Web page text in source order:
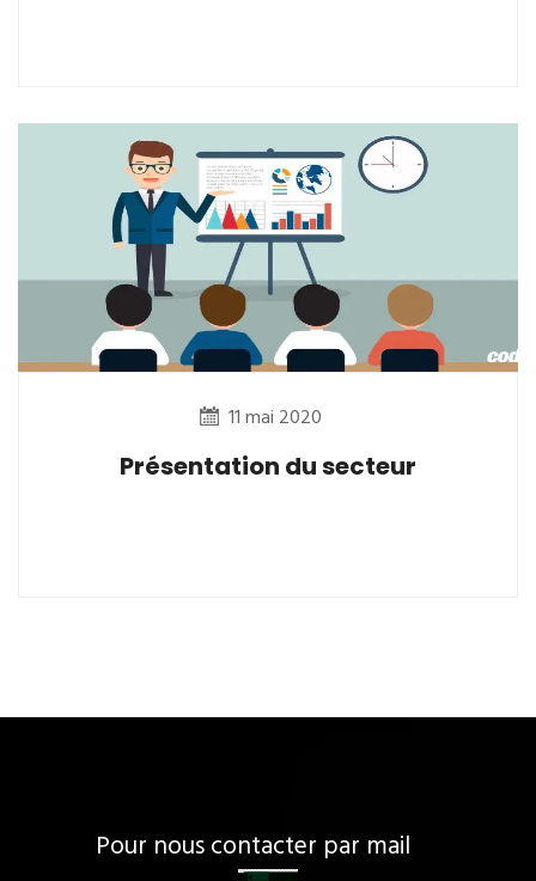
11 mai 2020
Présentation du secteur
Pour nous contacter par mail